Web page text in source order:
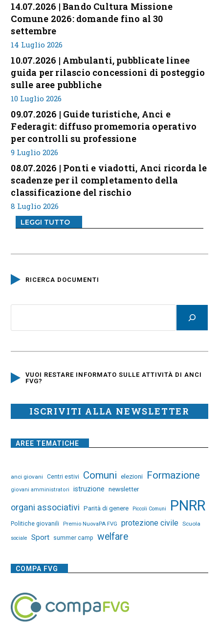
14.07.2026 | Bando Cultura Missione
Comune 2026: domande fino al 30
settembre
14 Luglio 2026
10.07.2026 | Ambulanti, pubblicate linee
guida per rilascio concessioni di posteggio
sulle aree pubbliche
10 Luglio 2026
09.07.2026 | Guide turistiche, Anci e
Federagit: diffuso promemoria operativo
per controlli su professione
9 Luglio 2026
08.07.2026 | Ponti e viadotti, Anci ricorda le
scadenze per il completamento della
classificazione del rischio
8 Luglio 2026
LEGGI TUTTO
RICERCA DOCUMENTI
VUOI RESTARE INFORMATO SULLE ATTIVITÀ DI ANCI
FVG?
ISCRIVITI ALLA NEWSLETTER
AREE TEMATICHE
anci giovani Centri estivi Comuni elezioni Formazione
giovani amministratori istruzione newsletter
organi associativi Parità di genere Piccoli Comuni PNRR
Politiche giovanili Premio NuovaPA FVG protezione civile Scuola
sociale Sport summer camp welfare
COMPA FVG